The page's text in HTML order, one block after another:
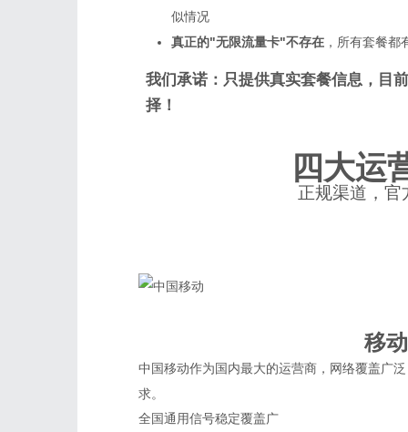
似情况
真正的"无限流量卡"不存在 ，所有套餐都
我们承诺：只提供真实套餐信息，目
择！
四大运
正规渠道，官
移
中国移动作为国内最大的运营商，网络覆盖广
求。
全国通用信号稳定覆盖广